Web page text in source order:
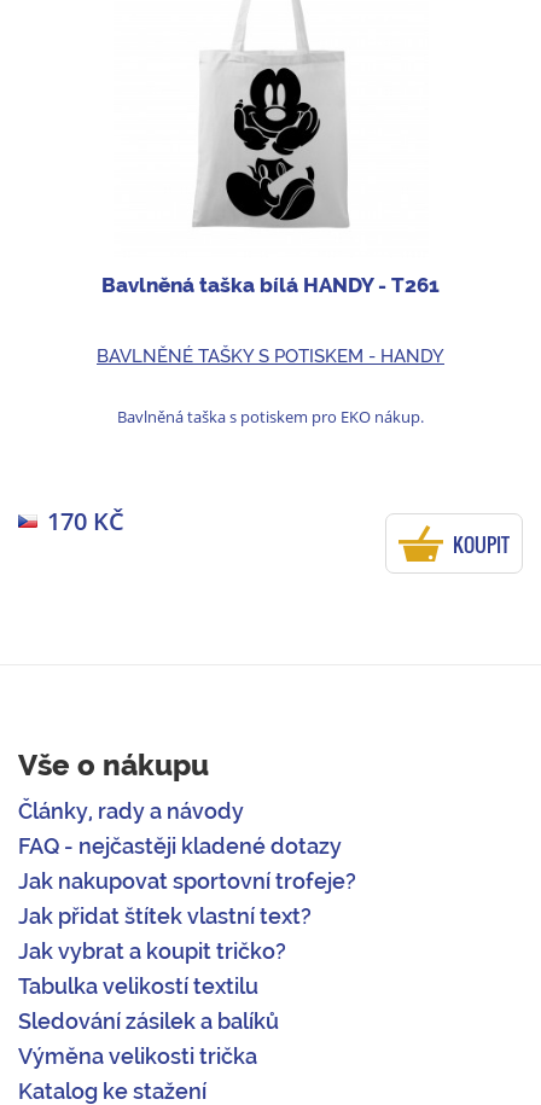
Bavlněná taška bílá HANDY - T261
BAVLNĚNÉ TAŠKY S POTISKEM - HANDY
Bavlněná taška s potiskem pro EKO nákup.
170 KČ
KOUPIT
Vše o nákupu
Články, rady a návody
FAQ - nejčastěji kladené dotazy
Jak nakupovat sportovní trofeje?
Jak přidat štítek vlastní text?
Jak vybrat a koupit tričko?
Tabulka velikostí textilu
Sledování zásilek a balíků
Výměna velikosti trička
Katalog ke stažení